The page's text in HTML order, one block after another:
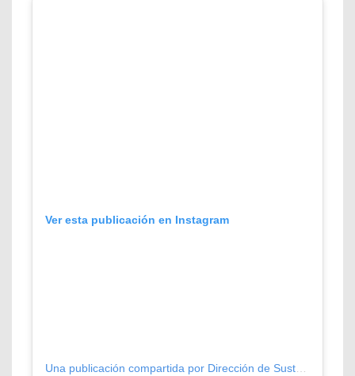
Ver esta publicación en Instagram
Una publicación compartida por Dirección de Sustentabilidad UdeC (@udecsustentable)